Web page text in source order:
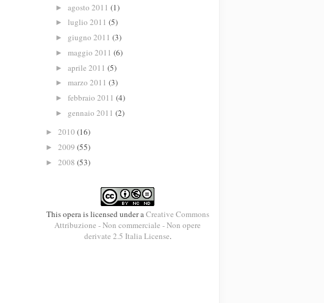
► agosto 2011 (1)
► luglio 2011 (5)
► giugno 2011 (3)
► maggio 2011 (6)
► aprile 2011 (5)
► marzo 2011 (3)
► febbraio 2011 (4)
► gennaio 2011 (2)
► 2010 (16)
► 2009 (55)
► 2008 (53)
This opera is licensed under aCreative Commons
Attribuzione - Non commerciale - Non opere
derivate 2.5 Italia License.